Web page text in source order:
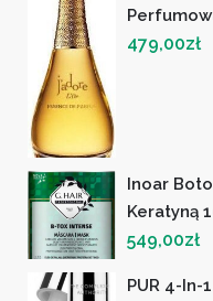
479,00zł
Inoar
Keratyną
549,00zł
PUR 4-In-